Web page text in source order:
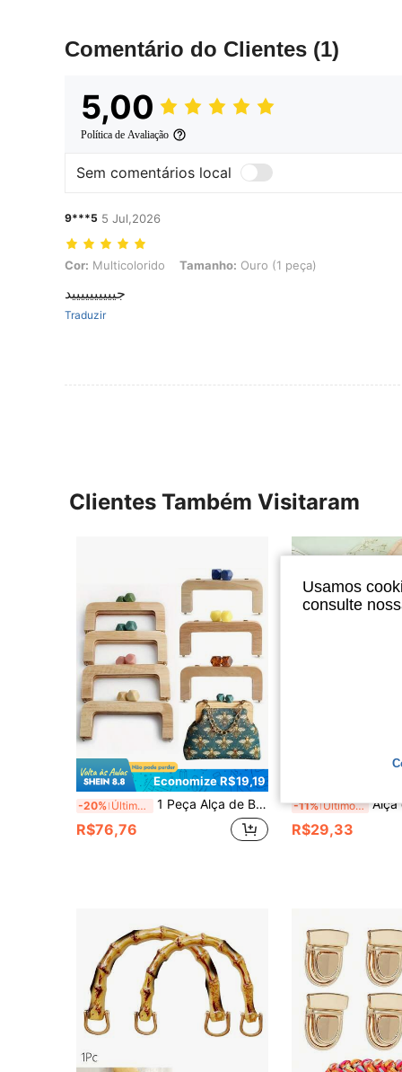
Comentário do Clientes (1)
5,00
Política de Avaliação
Sem comentários local
9***5 5 Jul,2026
Cor: Multicolorido, Tamanho: Ouro (1 peça)
Cor: Multicolorido Tamanho: Ouro (1 peça)
جييييييييييد
Traduzir
Clientes Também Visitaram
Economize R$19,19
-20% Últimos 3 dias 1 Peça Alça de Bolsa de Madeira com Contas 19,5 cm x 10,9 cm, Peça de Reposição de Alça de Bolsa Vintage Feita à Mão com Contas Coloridas para o Verão
R$76,76
-11% Últimos 3 dias Alça de Bolsa Tote de Madeira Natural, Acessórios de Bolsa Feitos à Mão,
R$29,33
Usamos
consulte